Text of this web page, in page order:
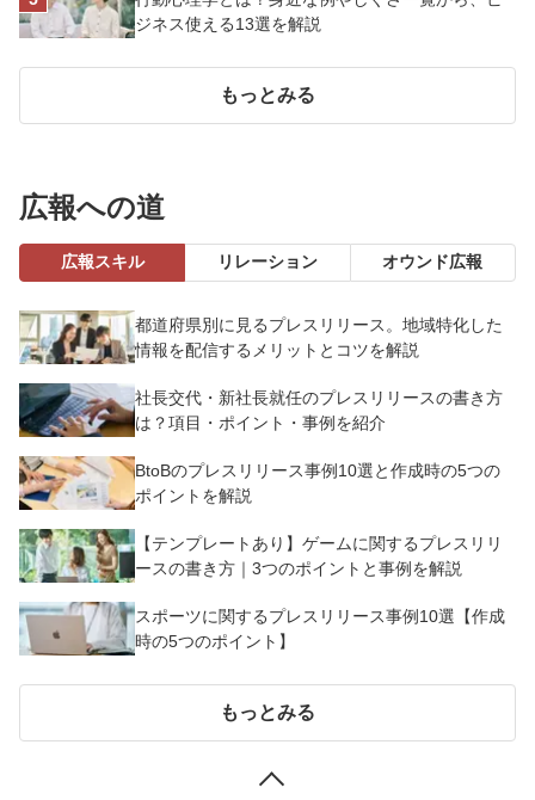
ジネス使える13選を解説
もっとみる
広報への道
広報スキル リレーション オウンド広報
都道府県別に見るプレスリリース。地域特化した
情報を配信するメリットとコツを解説
社長交代・新社長就任のプレスリリースの書き方
は？項目・ポイント・事例を紹介
BtoBのプレスリリース事例10選と作成時の5つの
ポイントを解説
【テンプレートあり】ゲームに関するプレスリリ
ースの書き方｜3つのポイントと事例を解説
スポーツに関するプレスリリース事例10選【作成
時の5つのポイント】
もっとみる